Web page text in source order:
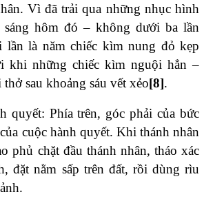
Vì đã trải qua những nhục hình
hôm đó – không dưới ba lần
lần là năm chiếc kìm nung đỏ kẹp
khi những chiếc kìm nguội hẳn –
sau khoảng sáu vết xẻo[8].
quyết: Phía trên, góc phải của bức
cuộc hành quyết. Khi thánh nhân
phủ chặt đầu thánh nhân, tháo xác
đặt nằm sấp trên đất, rồi dùng rìu